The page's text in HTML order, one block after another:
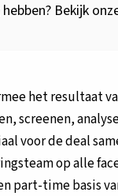
Bekijk
het resultaat
screenen,
voor de deal
op alle
part-time basis